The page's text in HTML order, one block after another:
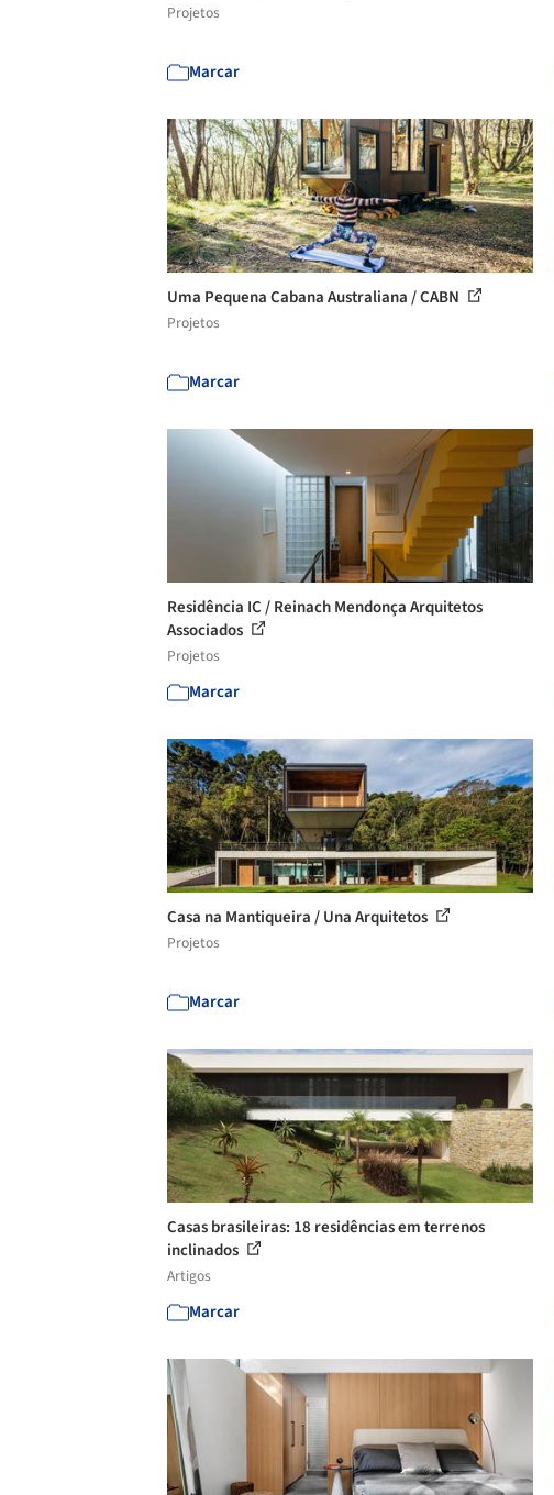
Projetos
Marcar
Uma Pequena Cabana Australiana / CABN
Projetos
Marcar
Residência IC / Reinach Mendonça Arquitetos
Associados
Projetos
Marcar
Casa na Mantiqueira / Una Arquitetos
Projetos
Marcar
Casas brasileiras: 18 residências em terrenos
inclinados
Artigos
Marcar